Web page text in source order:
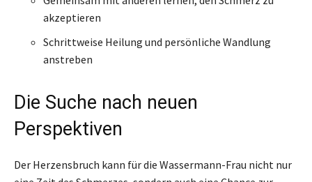
akzeptieren
Schrittweise Heilung und persönliche Wandlung
anstreben
Die Suche nach neuen
Perspektiven
Der Herzensbruch kann für die Wassermann-Frau nicht nur